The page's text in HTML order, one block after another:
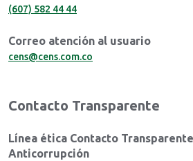
(607) 582 44 44
Correo atención al usuario
cens@cens.com.co
Contacto Transparente
Línea ética Contacto
Anticorrupción